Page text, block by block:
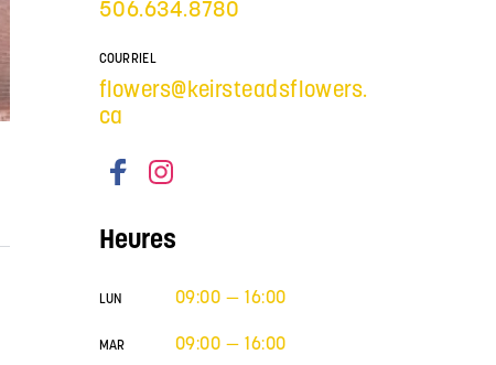
506.634.8780
COURRIEL
flowers@keirsteadsflowers.
ca
Heures
LUN 09:00 — 16:00
MAR 09:00 — 16:00